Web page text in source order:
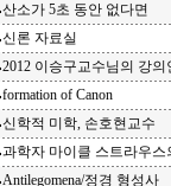
산소가 5초 동안 없다면
신론 자료실
2012 이승구교수님의 강의
formation of Canon
신학적 미학, 손호현교수
과학자 마이클 스트라우스
Antilegomena/정경 형성사